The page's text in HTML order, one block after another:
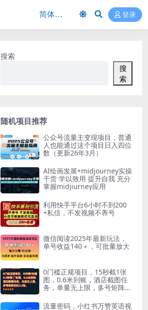
登录
搜索
搜
索
随机项目推荐
公众号流量主变现项目，普通
人也能通过这个项目日入四位
数（更新26年3月）
AI绘画发展+midjourney实操
干货 学以致用 提升自我 充分
掌握midjiurney应用
利用快手平台6小时不到200
+私信，不发视频不养号
微信阅读2025年最新玩法，
单号收益140＋，可批量放大
0门槛正规项目，15秒截1张
图，0.6米到账，酒店截图任
务，单量无上限，多号矩阵日
流量密码，小红书万赞英语视